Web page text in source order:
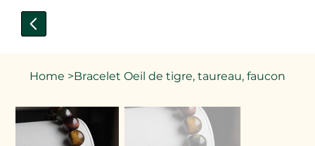
Home >Bracelet Oeil de tigre, taureau, faucon